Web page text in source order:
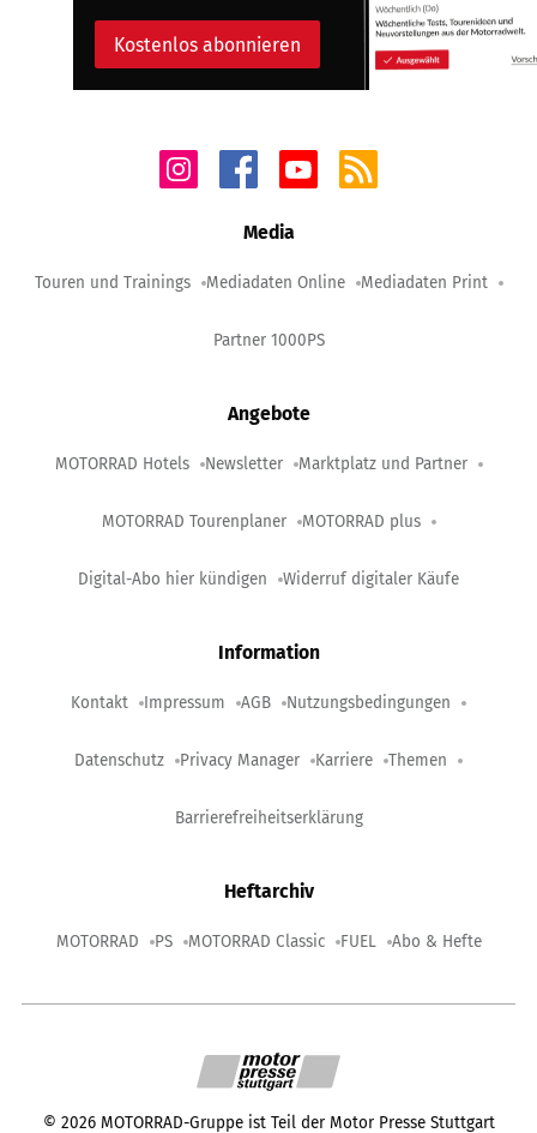
Kostenlos abonnieren
Media
Touren und Trainings Mediadaten Online Mediadaten Print
Partner 1000PS
Angebote
MOTORRAD Hotels Newsletter Marktplatz und Partner
MOTORRAD Tourenplaner MOTORRAD plus
Digital-Abo hier kündigen Widerruf digitaler Käufe
Information
Kontakt Impressum AGB Nutzungsbedingungen
Datenschutz Privacy Manager Karriere Themen
Barrierefreiheitserklärung
Heftarchiv
MOTORRAD PS MOTORRAD Classic FUEL Abo & Hefte
© 2026 MOTORRAD-Gruppe ist Teil der Motor Presse Stuttgart